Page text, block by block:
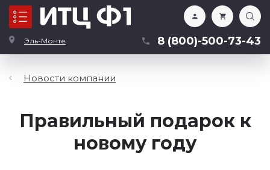
Эль-Монте 8 (800)-500-73-43
Каталог
Новости компании
Правильный подарок к
новому году